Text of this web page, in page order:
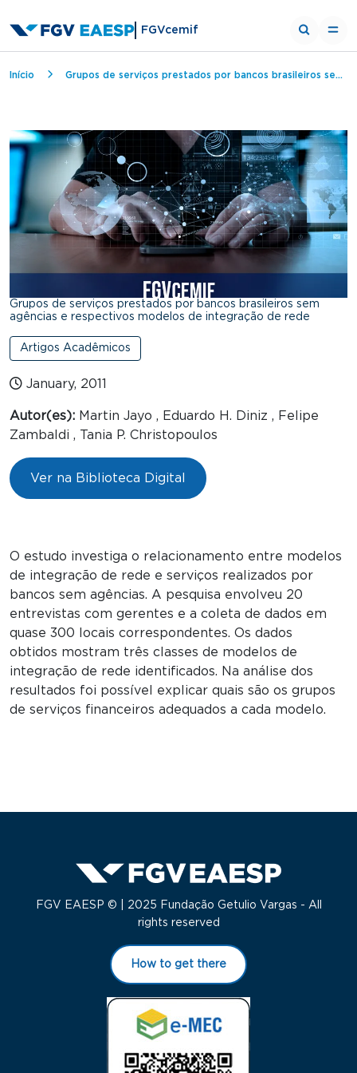
FGVcemif
Breadcrumb
Início Grupos de serviços prestados por bancos brasileiros sem agências e respectivos modelos de integração de rede
Grupos de serviços prestados por bancos brasileiros sem
agências e respectivos modelos de integração de rede
Artigos Acadêmicos
January, 2011
Autor(es): Martin Jayo , Eduardo H. Diniz , Felipe
Zambaldi , Tania P. Christopoulos
Ver na Biblioteca Digital
O estudo investiga o relacionamento entre modelos
de integração de rede e serviços realizados por
bancos sem agências. A pesquisa envolveu 20
entrevistas com gerentes e a coleta de dados em
quase 300 locais correspondentes. Os dados
obtidos mostram três classes de modelos de
integração de rede identificados. Na análise dos
resultados foi possível explicar quais são os grupos
de serviços financeiros adequados a cada modelo.
FGV EAESP © | 2025 Fundação Getulio Vargas - All
rights reserved
How to get there